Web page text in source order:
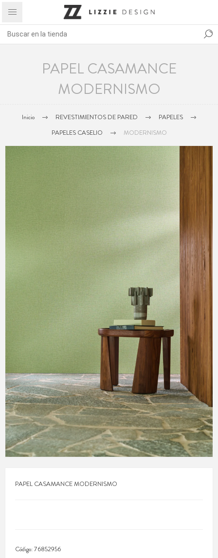
PAPEL CASAMANCE
MODERNISMO
Inicio REVESTIMIENTOS DE PARED
PAPELES
PAPELES CASELIO
MODERNISMO
PAPEL CASAMANCE MODERNISMO
Código:76852956